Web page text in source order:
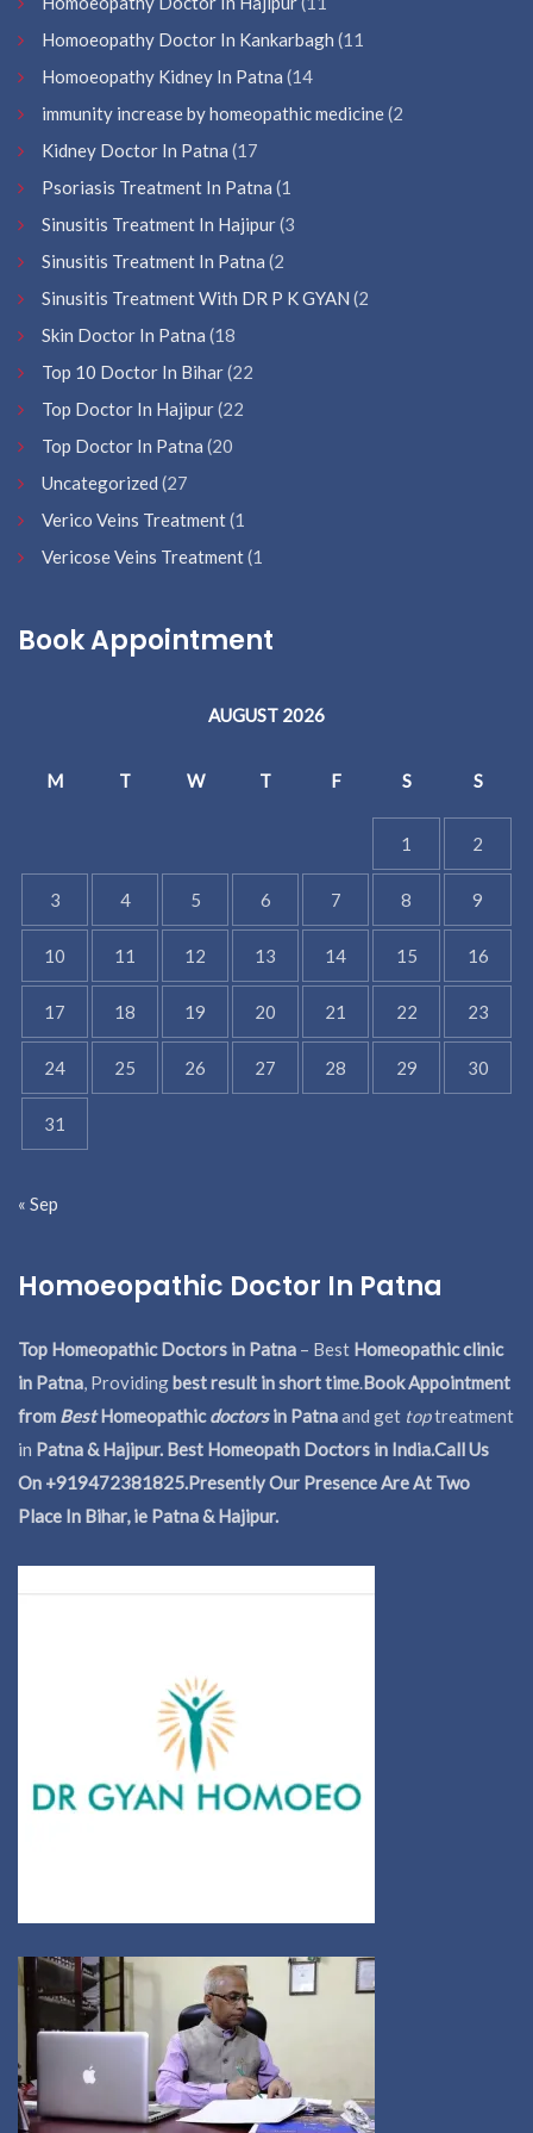
Homoeopathy Doctor In Kankarbagh (11
Homoeopathy Kidney In Patna (14
immunity increase by homeopathic medicine(2
Kidney Doctor In Patna (17
Psoriasis Treatment In Patna (1
Sinusitis Treatment In Hajipur(3
Sinusitis Treatment In Patna (2
Sinusitis Treatment With DR P K GYAN (2
Skin Doctor In Patna (18
Top 10 Doctor In Bihar(22
Top Doctor In Hajipur(22
Top Doctor In Patna (20
Uncategorized (27
Verico Veins Treatment(1
Vericose Veins Treatment(1
Book Appointment
AUGUST 2026
M T W T F S S
1 2
3 4 5 6 7 8 9
10 11 12 13 14 15 16
17 18 19 20 21 22 23
24 25 26 27 28 29 30
31
« Sep
Homoeopathic Doctor In Patna
Top Homeopathic Doctors in Patna – Best Homeopathic clinic
in Patna, Providingbest result in short time.Book Appointment
from BestHomeopathicdoctorsin Patnaand get toptreatment
in Patna & Hajipur. Best Homeopath Doctors in India.Call Us
On +919472381825.Presently Our Presence Are At Two
Place In Bihar, ie Patna & Hajipur.